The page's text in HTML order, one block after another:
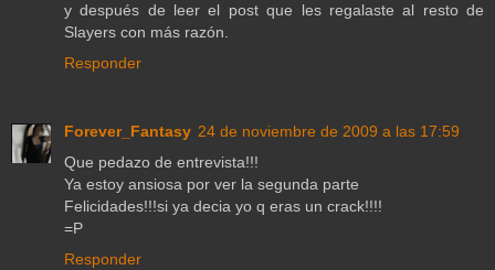
y después de leer el post que les regalaste al resto de
Slayers con más razón.
Responder
Forever_Fantasy 24 de noviembre de 2009 a las 17:59
Que pedazo de entrevista!!!
Ya estoy ansiosa por ver la segunda parte
Felicidades!!!si ya decia yo q eras un crack!!!!
=P
Responder